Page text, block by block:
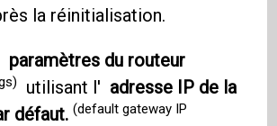
la réinitialisation.
paramètres du routeur
utilisant l' adresse IP de la
défaut.(default gateway IP